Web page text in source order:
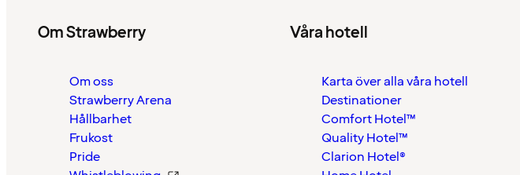
Om Strawberry
Om oss
Strawberry Arena
Hållbarhet
Frukost
Pride
Våra hotell
Karta över alla våra hotell
Destinationer
Comfort Hotel™
Quality Hotel™
Clarion Hotel®